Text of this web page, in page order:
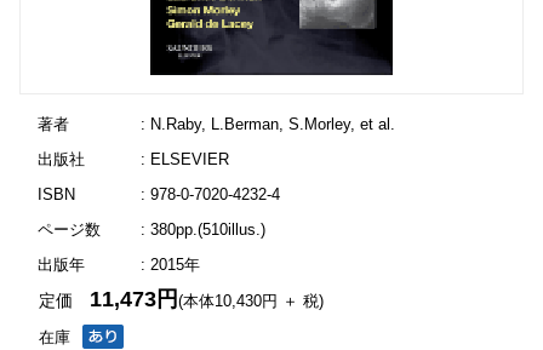
著者
: N.Raby, L.Berman, S.Morley, et al.
出版社
: ELSEVIER
ISBN
: 978-0-7020-4232-4
ページ数
: 380pp.(510illus.)
出版年
: 2015年
在庫
定価 11,473円(本体10,430円 ＋ 税)